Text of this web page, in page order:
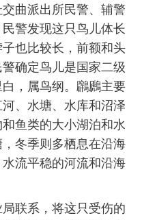
曲派出所民警、辅警
警发现这只鸟儿体长
也比较长，前额和头
确定鸟儿是国家二级
，属鸟纲。鸊鷉主要
、水塘、水库和沼泽
鱼类的大小湖泊和水
冬季则多栖息在沿海
流平稳的河流和沿海
联系，将这只受伤的